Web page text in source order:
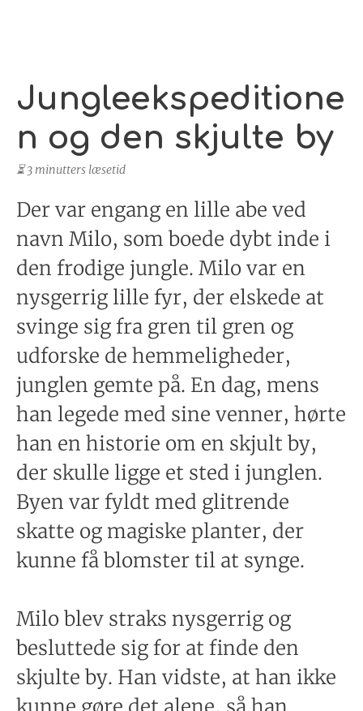
Jungleekspeditione
n og den skjulte by
⏳ 3 minutters læsetid
Der var engang en lille abe ved
navn Milo, som boede dybt inde i
den frodige jungle. Milo var en
nysgerrig lille fyr, der elskede at
svinge sig fra gren til gren og
udforske de hemmeligheder,
junglen gemte på. En dag, mens
han legede med sine venner, hørte
han en historie om en skjult by,
der skulle ligge et sted i junglen.
Byen var fyldt med glitrende
skatte og magiske planter, der
kunne få blomster til at synge.
Milo blev straks nysgerrig og
besluttede sig for at finde den
skjulte by. Han vidste, at han ikke